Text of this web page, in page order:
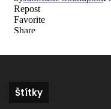
Štítky